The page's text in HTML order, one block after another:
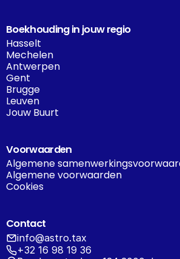
Boekhouding in jouw regio
Hasselt
Mechelen
Antwerpen
Gent
Brugge
Leuven
Jouw Buurt
Voorwaarden
Algemene
Algemene voorwaarden
Cookies
Contact
info@astro.tax
+32 16 98 19 36